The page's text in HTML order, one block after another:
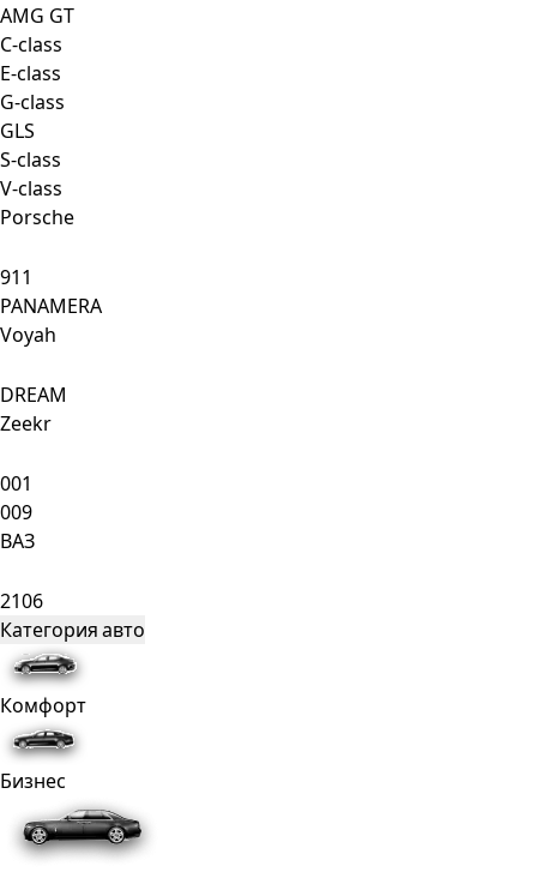
AMG GT
C-class
E-class
G-class
GLS
S-class
V-class
Porsche
911
PANAMERA
Voyah
DREAM
Zeekr
001
009
ВАЗ
2106
Категория авто
Комфорт
Бизнес